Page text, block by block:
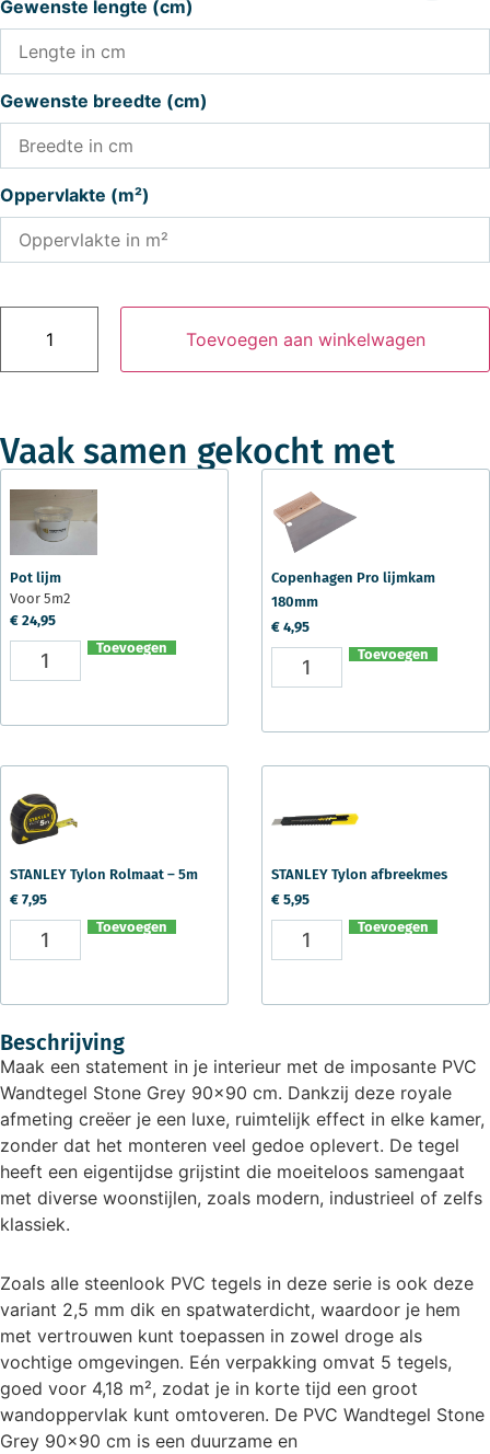
Gewenste lengte (cm)
Gewenste breedte (cm)
Oppervlakte (m²)
Toevoegen aan winkelwagen
Vaak samen gekocht met
Pot lijm
Voor 5m2
€ 24,95
Toevoegen
Copenhagen Pro lijmkam
180mm
€ 4,95
Toevoegen
STANLEY Tylon Rolmaat – 5m
€ 7,95
Toevoegen
STANLEY Tylon afbreekmes
€ 5,95
Toevoegen
Beschrijving
Maak een statement in je interieur met de imposante PVC
Wandtegel Stone Grey 90×90 cm. Dankzij deze royale
afmeting creëer je een luxe, ruimtelijk effect in elke kamer,
zonder dat het monteren veel gedoe oplevert. De tegel
heeft een eigentijdse grijstint die moeiteloos samengaat
met diverse woonstijlen, zoals modern, industrieel of zelfs
klassiek.
Zoals alle steenlook PVC tegels in deze serie is ook deze
variant 2,5 mm dik en spatwaterdicht, waardoor je hem
met vertrouwen kunt toepassen in zowel droge als
vochtige omgevingen. Eén verpakking omvat 5 tegels,
goed voor 4,18 m², zodat je in korte tijd een groot
wandoppervlak kunt omtoveren. De PVC Wandtegel Stone
Grey 90×90 cm is een duurzame en